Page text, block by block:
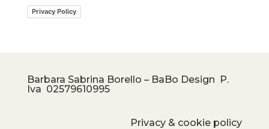
Privacy Policy
Barbara Sabrina Borello – BaBo Design P.
Iva 02579610995
Privacy & cookie policy